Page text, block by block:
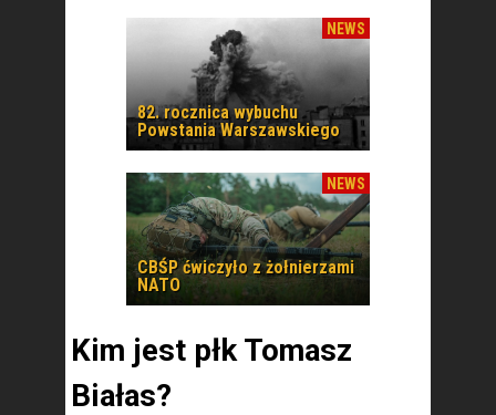
NEWS
82. rocznica wybuchu
Powstania Warszawskiego
NEWS
CBŚP ćwiczyło z żołnierzami
NATO
Kim jest płk Tomasz
Białas?